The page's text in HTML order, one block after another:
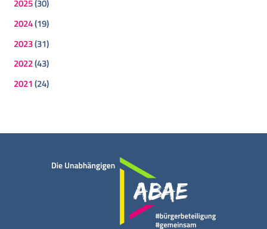
2025(30)
2024(19)
2023(31)
2022(43)
2021 (24)